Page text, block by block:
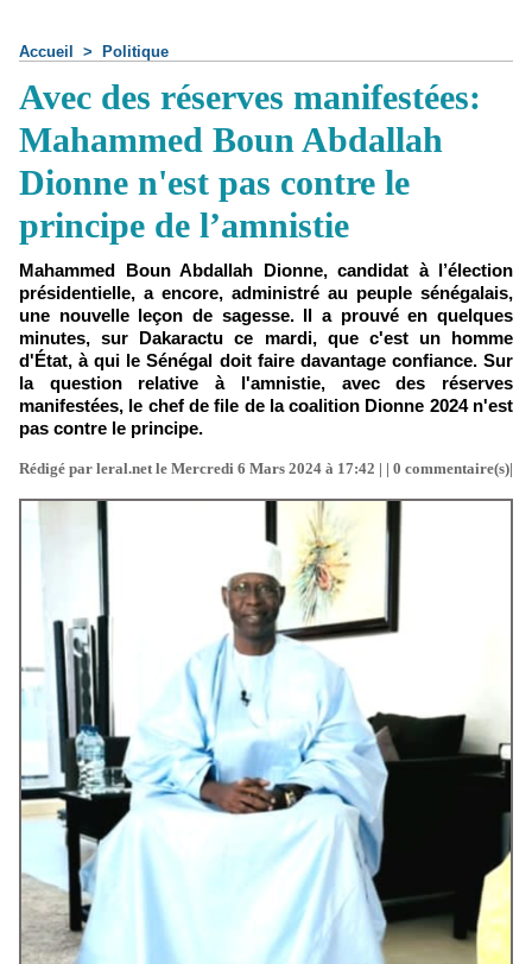
Accueil > Politique
Avec des réserves manifestées:
Mahammed Boun Abdallah
Dionne n'est pas contre le
principe de l’amnistie
Mahammed Boun Abdallah Dionne, candidat à l’élection
présidentielle, a encore, administré au peuple sénégalais,
une nouvelle leçon de sagesse. Il a prouvé en quelques
minutes, sur Dakaractu ce mardi, que c'est un homme
d'État, à qui le Sénégal doit faire davantage confiance. Sur
la question relative à l'amnistie, avec des réserves
manifestées, le chef de file de la coalition Dionne 2024 n'est
pas contre le principe.
Rédigé par leral.net le Mercredi 6 Mars 2024 à 17:42 | | 0 commentaire(s)|